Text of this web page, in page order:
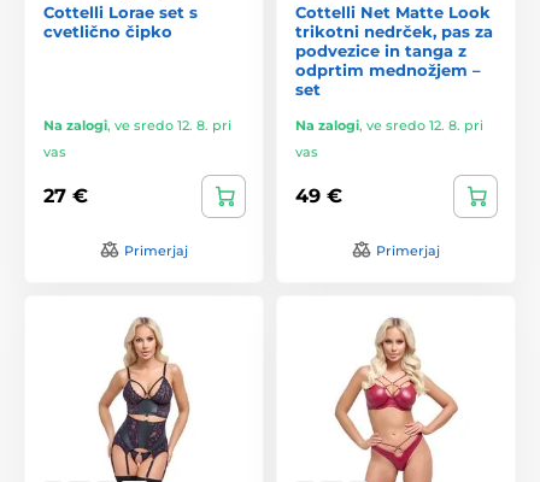
Cottelli Lorae set s
cvetlično čipko
Na zalogi, ve sredo 12. 8. pri
vas
27 €
Primerjaj
Cottelli Net Matte Look
trikotni nedrček, pas za
podvezice in tanga z
odprtim mednožjem –
set
Na zalogi, ve sredo 12. 8. pri
vas
49 €
Primerjaj